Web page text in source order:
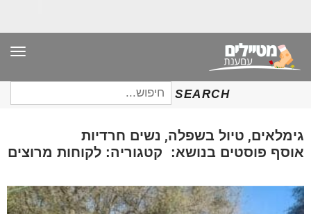
SEARCH
חיפוש
עבור:
גימלאים, טיול בשפלה, נשים חרדיות
אוסף פוסטים בנושא: קטגוריה: לקוחות מרוצים